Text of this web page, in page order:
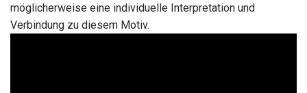
möglicherweise eine individuelle Interpretation und
Verbindung zu diesem Motiv.